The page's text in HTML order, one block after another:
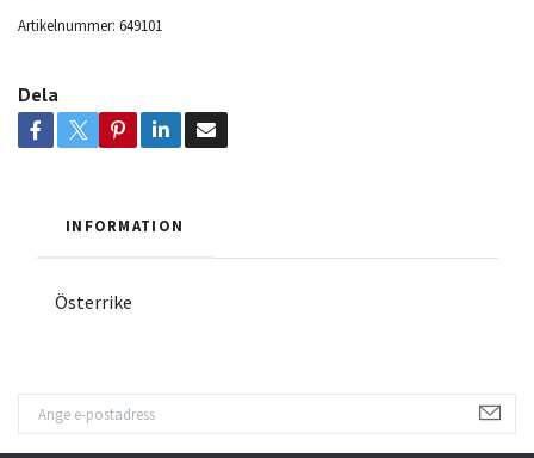
Artikelnummer: 649101
Dela
INFORMATION
Österrike